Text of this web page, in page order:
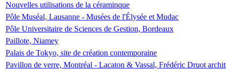
Nouvelles utilisations de la céraminque
Pôle Muséal, Lausanne - Musées de l'Élysée et Mudac
Pôle Universitaire de Sciences de Gestion, Bordeaux
Paillote, Niamey
Palais de Tokyo, site de création contemporaine
Pavillon de verre, Montréal - Lacaton & Vassal, Frédéric Druot